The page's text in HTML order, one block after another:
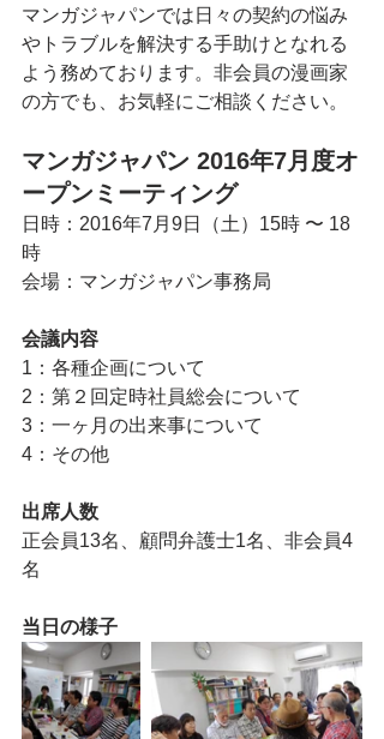
マンガジャパンでは日々の契約の悩み
やトラブルを解決する手助けとなれる
よう務めております。非会員の漫画家
の方でも、お気軽にご相談ください。
マンガジャパン 2016年7月度オ
ープンミーティング
日時：2016年7月9日（土）15時 〜 18
時
会場：マンガジャパン事務局
会議内容
1：各種企画について
2：第２回定時社員総会について
3：一ヶ月の出来事について
4：その他
出席人数
正会員13名、顧問弁護士1名、非会員4
名
当日の様子